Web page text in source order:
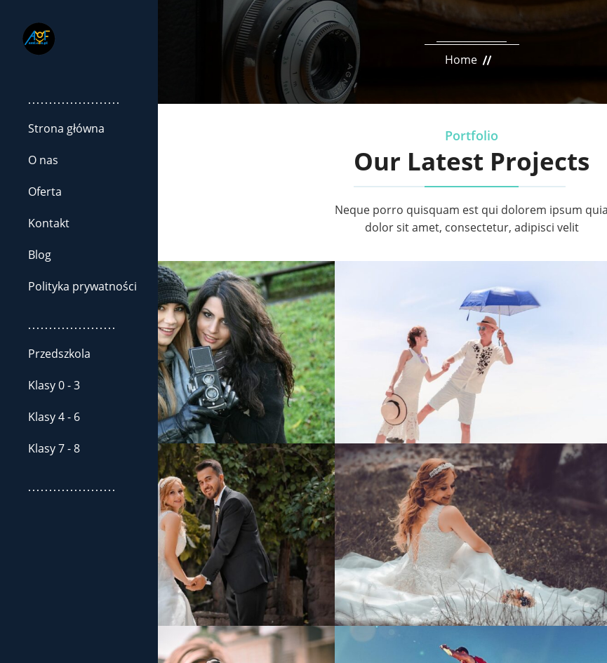
......................
Strona główna
O nas
Oferta
Kontakt
Blog
Polityka prywatności
.....................
Przedszkola
Klasy 0 - 3
Klasy 4 - 6
Klasy 7 - 8
.....................
Home
Portfolio
Our Latest Projects
Neque porro quisquam est qui dolorem ipsum quia
dolor sit amet, consectetur, adipisci velit